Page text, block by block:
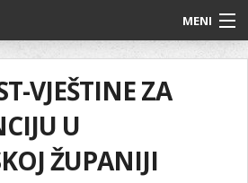
MENI
VJEŠTINE ZA
U
ŽUPANIJI